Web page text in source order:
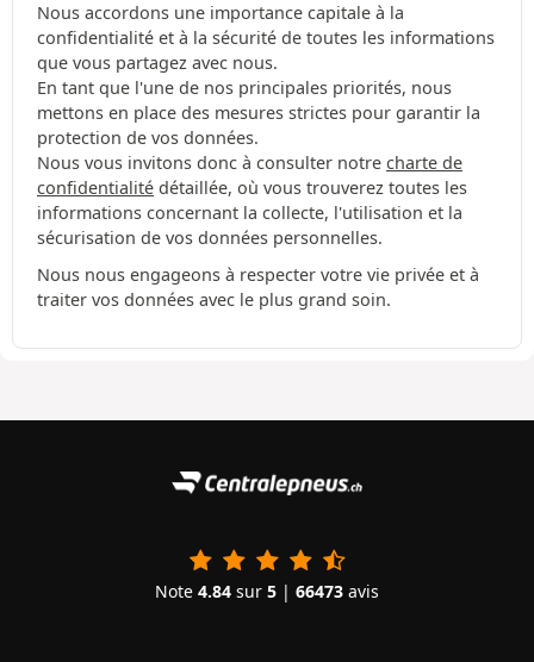
Nous accordons une importance capitale à la
confidentialité et à la sécurité de toutes les informations
que vous partagez avec nous.
En tant que l'une de nos principales priorités, nous
mettons en place des mesures strictes pour garantir la
protection de vos données.
Nous vous invitons donc à consulter notre charte de
confidentialité détaillée, où vous trouverez toutes les
informations concernant la collecte, l'utilisation et la
sécurisation de vos données personnelles.
Nous nous engageons à respecter votre vie privée et à
traiter vos données avec le plus grand soin.
Note 4.84 sur 5 | 66473 avis